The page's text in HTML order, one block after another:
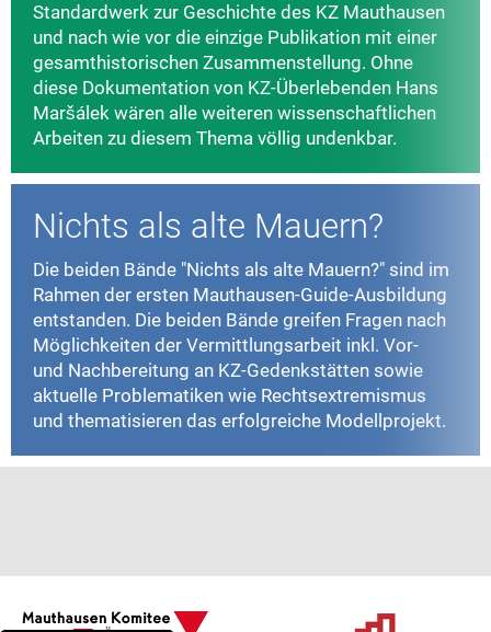
Standardwerk zur Geschichte des KZ Mauthausen
und nach wie vor die einzige Publikation mit einer
gesamthistorischen Zusammenstellung. Ohne
diese Dokumentation von KZ-Überlebenden Hans
Maršálek wären alle weiteren wissenschaftlichen
Arbeiten zu diesem Thema völlig undenkbar.
Nichts als alte Mauern?
Die beiden Bände "Nichts als alte Mauern?" sind im
Rahmen der ersten Mauthausen-Guide-Ausbildung
entstanden. Die beiden Bände greifen Fragen nach
Möglichkeiten der Vermittlungsarbeit inkl. Vor-
und Nachbereitung an KZ-Gedenkstätten sowie
aktuelle Problematiken wie Rechtsextremismus
und thematisieren das erfolgreiche Modellprojekt.